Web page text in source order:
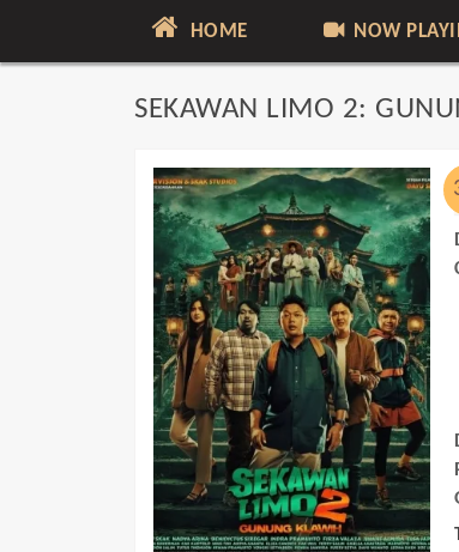
HOME NOW
SEKAWAN LIMO 2: